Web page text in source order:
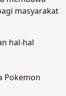
masyarakat
hal-hal
Pokemon